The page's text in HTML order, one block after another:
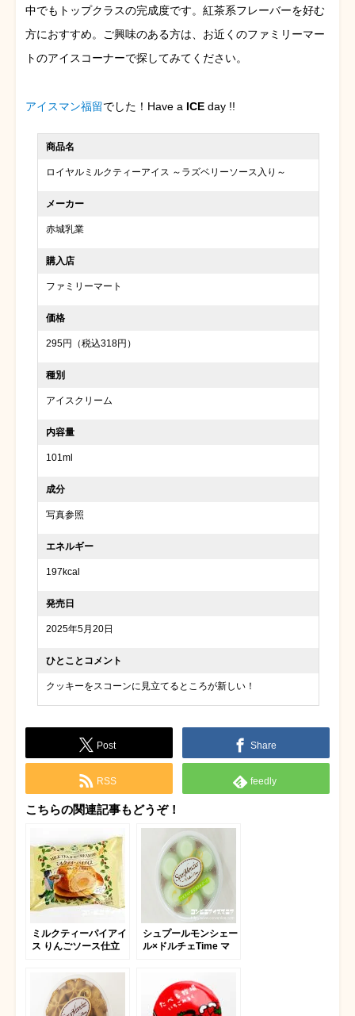
中でもトップクラスの完成度です。紅茶系フレーバーを好む
方におすすめ。ご興味のある方は、お近くのファミリーマー
トのアイスコーナーで探してみてください。
アイスマン福留でした！Have a ICE day !!
商品名
ロイヤルミルクティーアイス ～ラズベリーソース入り～
メーカー
赤城乳業
購入店
ファミリーマート
価格
295円（税込318円）
種別
アイスクリーム
内容量
101ml
成分
写真参照
エネルギー
197kcal
発売日
2025年5月20日
ひとことコメント
クッキーをスコーンに見立てるところが新しい！
Post Share
RSS feedly
こちらの関連記事もどうぞ！
ミルクティーパイアイ
ス りんごソース仕立
シュプールモンシェー
ル×ドルチェTime マ